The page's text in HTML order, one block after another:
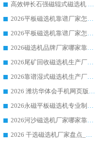
高效钾长石强磁辊式磁选机 华体会手机网页版-华体会(中国) 专业制造品质值得信赖
2026平板磁选机靠谱厂家怎么选？华体会手机网页版-华体会(中国) 凭硬实力甄选合作品牌
2026平板磁选机靠谱厂家怎么选？华体会手机网页版-华体会(中国) 凭硬实力甄选合作品牌
2026磁选机品牌厂家哪家靠谱?行业优选华体会手机网页版-华体会(中国) 实力出众
2026尾矿回收磁选机生产厂家哪家好_行业推荐华体会手机网页版-华体会(中国)
2026靠谱湿式磁选机生产厂家推荐 华体会手机网页版-华体会(中国) 技术与实力兼具
2026 潍坊华体会手机网页版-华体会(中国) _矿用 RCT永磁滚筒提纯设备 厂家实力与应用优势全解析
2026永磁平板磁选机专业制造 华体会手机网页版-华体会(中国) 靠谱生产厂家
2026河沙磁选机厂家哪家靠谱?华体会手机网页版-华体会(中国) 优质河沙磁选机厂家推荐
2026 干选磁选机厂家盘点_华体会手机网页版-华体会(中国) 靠谱品牌选型指南